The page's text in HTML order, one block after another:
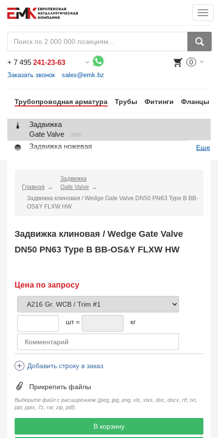
+ 7 495 241-23-63
Заказать звонок sales@emk.bz
0
Трубопроводная арматура Трубы Фитинги Фланцы
Задвижка
Gate Valve
3988
Задвижка ножевая
Globe Valve
2191
Клапан регулирующий
Control Valve
2
Клапан обратный
Кран шаровой
Plug Valve
148
Затвор дисковый
Фильтр сетчатый
Strainer
1138
Конденсатоотводчик
Steam Trap
4
Компенсатор
Пламегаситель
Flame Arrester
73
Заказать в 1 клик
Еще
Главная
Задвижка
Gate Valve
Задвижка клиновая / Wedge Gate Valve DN50 PN63 Type B BB-
OS&Y FLXW HW
Задвижка клиновая / Wedge Gate Valve
DN50 PN63 Type B BB-OS&Y FLXW HW
Цена по запросу
шт = кг
Добавить строку в заказ
Прикрепить файлы
Выберите файл с расширением (jpeg, jpg, png, xls, xlxs, doc, docx, rtf, txt,
ppt, pptx, 7z, rar, zip, pdf).
В корзину